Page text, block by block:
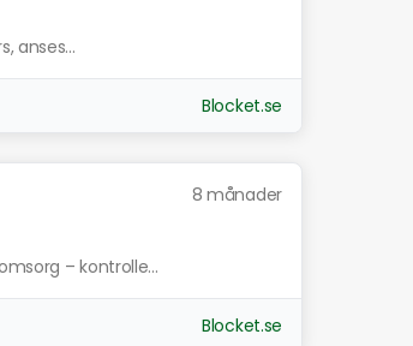
anses...
Blocket.se
8 månader
– kontrolle...
Blocket.se